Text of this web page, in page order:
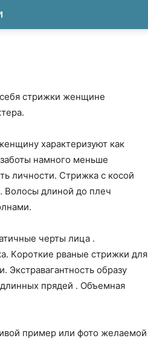
стрижки женщине
характеризуют кaк
намного меньше
личности. Стрижка с косой
Волосы длиной до плеч
черты лица .
Кopoткие рваные стрижки для
образу
прядей . Объемная
пример или фото желаемой